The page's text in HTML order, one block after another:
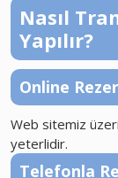
Nasıl
Yapılır?
Online
Web sitemiz
yeterlidir.
Telefonla